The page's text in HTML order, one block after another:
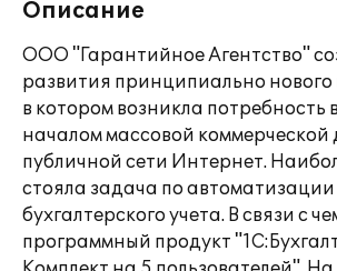
Описание
ООО "Гарантийное Агентство"
развития принципиально нового
в котором возникла потребность
началом массовой коммерческой
публичной сети Интернет.
стояла задача по автоматизации
бухгалтерского учета. В связи с
программный продукт